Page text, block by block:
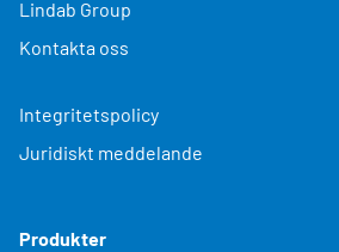
Lindab Group
Kontakta oss
Integritetspolicy
Juridiskt meddelande
Produkter